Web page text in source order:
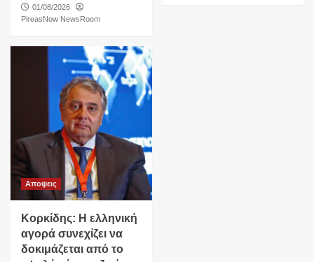
01/08/2026
PireasNow NewsRoom
Αποψεις
Κορκίδης: Η ελληνική
αγορά συνεχίζει να
δοκιμάζεται από το